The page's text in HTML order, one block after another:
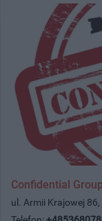
Confidential
ul. Armii Krajowej